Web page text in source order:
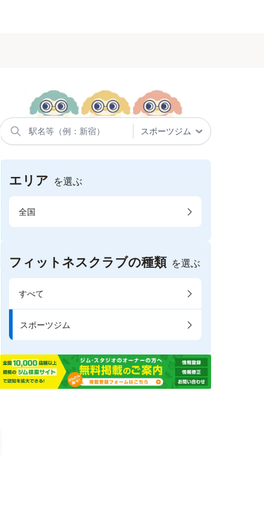
エリア を選ぶ
全国
フィットネスクラブの種類 を選ぶ
すべて
スポーツジム